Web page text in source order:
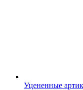
Уцененные